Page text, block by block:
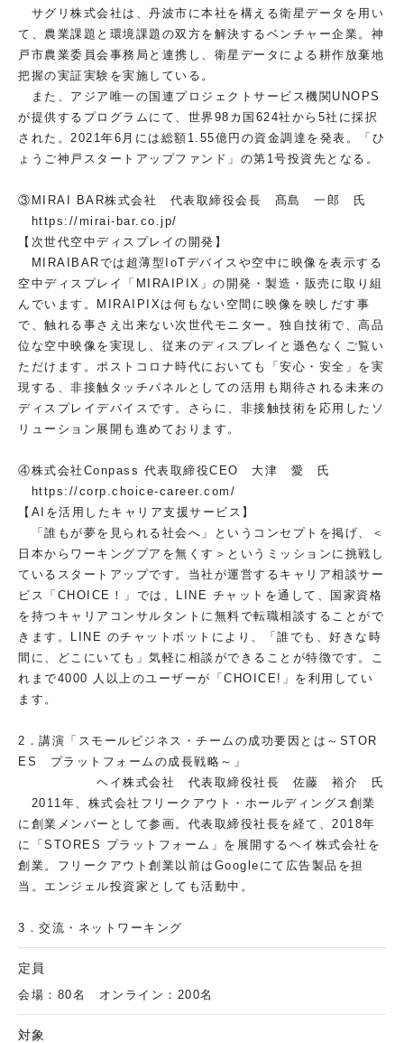
サグリ株式会社は、丹波市に本社を構える衛星データを用い
て、農業課題と環境課題の双方を解決するベンチャー企業。神
戸市農業委員会事務局と連携し、衛星データによる耕作放棄地
把握の実証実験を実施している。
また、アジア唯一の国連プロジェクトサービス機関UNOPS
が提供するプログラムにて、世界98カ国624社から5社に採択
された。2021年6月には総額1.55億円の資金調達を発表。「ひ
ょうご神戸スタートアップファンド」の第1号投資先となる。
③MIRAI BAR株式会社 代表取締役会長 髙島 一郎 氏
https://mirai-bar.co.jp/
【次世代空中ディスプレイの開発】
MIRAIBARでは超薄型IoTデバイスや空中に映像を表示する
空中ディスプレイ「MIRAIPIX」の開発・製造・販売に取り組
んでいます。MIRAIPIXは何もない空間に映像を映しだす事
で、触れる事さえ出来ない次世代モニター。独自技術で、高品
位な空中映像を実現し、従来のディスプレイと遜色なくご覧い
ただけます。ポストコロナ時代においても「安心・安全」を実
現する、非接触タッチパネルとしての活用も期待される未来の
ディスプレイデバイスです。さらに、非接触技術を応用したソ
リューション展開も進めております。
④株式会社Conpass 代表取締役CEO 大津 愛 氏
https://corp.choice-career.com/
【AIを活用したキャリア支援サービス】
「誰もが夢を見られる社会へ」というコンセプトを掲げ、＜
日本からワーキングプアを無くす＞というミッションに挑戦し
ているスタートアップです。当社が運営するキャリア相談サー
ビス「CHOICE！」では、LINE チャットを通して、国家資格
を持つキャリアコンサルタントに無料で転職相談することがで
きます。LINE のチャットボットにより、「誰でも、好きな時
間に、どこにいても」気軽に相談ができることが特徴です。こ
れまで4000 人以上のユーザーが「CHOICE!」を利用してい
ます。
2．講演「スモールビジネス・チームの成功要因とは～STOR
ES プラットフォームの成長戦略～」
ヘイ株式会社 代表取締役社長 佐藤 裕介 氏
2011年、株式会社フリークアウト・ホールディングス創業
に創業メンバーとして参画。代表取締役社長を経て、2018年
に「STORES プラットフォーム」を展開するヘイ株式会社を
創業。フリークアウト創業以前はGoogleにて広告製品を担
当。エンジェル投資家としても活動中。
3．交流・ネットワーキング
定員
会場：80名 オンライン：200名
対象